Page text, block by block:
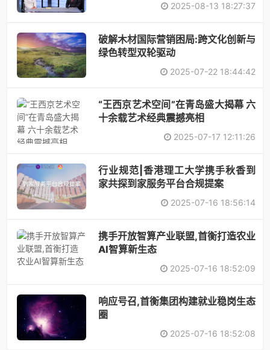
2025-08-13 18:27:37
破解木材国际营销困局:跨文化创新与
绿色转型双轮驱动
2025-07-22 18:44:42
“王西京艺术空间”在青岛盛大揭幕 六
十余载艺术经典震撼亮相
2025-07-17 12:11:26
行业规范|香港理工大学携手秋香到
家共探到家服务平台合规提案
2025-07-16 18:56:14
携手开放智算产业联盟,首衡打造农业
AI智算新生态
2025-07-16 18:52:09
响应号召,首衡集团构建就业稳岗生态
圈
2025-07-16 18:52:08